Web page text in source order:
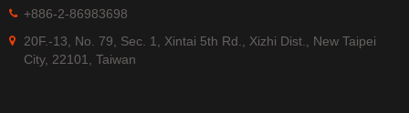
+886-2-86983698
20F.-13, No. 79, Sec. 1, Xintai 5th Rd., Xizhi Dist., New Taipei
City, 22101, Taiwan